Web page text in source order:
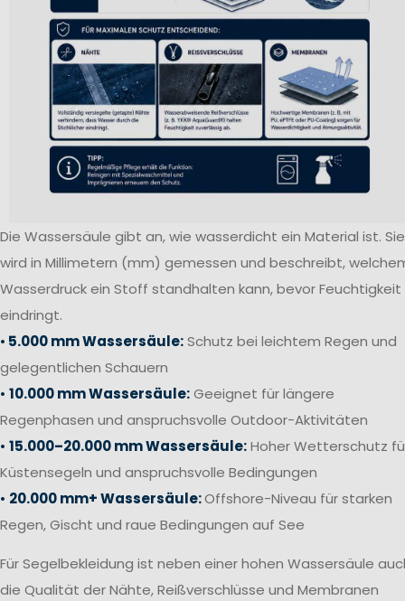
Die Wassersäule gibt an, wie wasserdicht ein Material ist. Sie
wird in Millimetern (mm) gemessen und beschreibt,
Wasserdruck ein Stoff standhalten kann, bevor Feuchtigkeit
eindringt.
• 5.000 mm Wassersäule:Schutz bei leichtem Regen und
gelegentlichen Schauern
• 10.000 mm Wassersäule:Geeignet für längere
Regenphasen und anspruchsvolle Outdoor-Aktivitäten
• 15.000–20.000 mm Wassersäule:Hoher Wetterschutz
Küstensegeln und anspruchsvolle Bedingungen
• 20.000 mm+ Wassersäule:Offshore-Niveau für starken
Regen, Gischt und raue Bedingungen auf See
Für Segelbekleidung ist neben einer hohen Wassersäule
die Qualität der Nähte, Reißverschlüsse und Membranen